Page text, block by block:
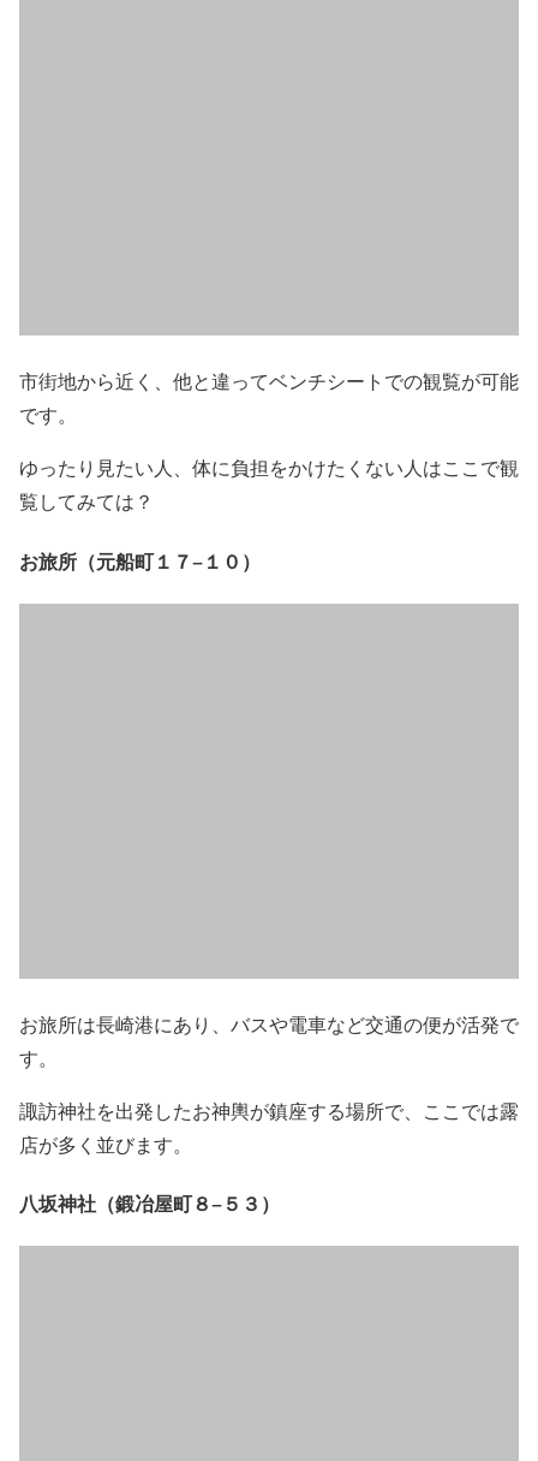
市街地から近く、他と違ってベンチシートでの観覧が可能
です。
ゆったり見たい人、体に負担をかけたくない人はここで観
覧してみては？
お旅所（元船町１７−１０）
お旅所は長崎港にあり、バスや電車など交通の便が活発で
す。
諏訪神社を出発したお神輿が鎮座する場所で、ここでは露
店が多く並びます。
八坂神社（鍛冶屋町８−５３）